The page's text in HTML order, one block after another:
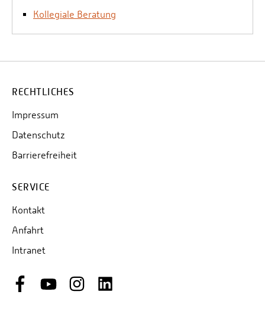
Kollegiale Beratung
RECHTLICHES
Impressum
Datenschutz
Barrierefreiheit
SERVICE
Kontakt
Anfahrt
Intranet